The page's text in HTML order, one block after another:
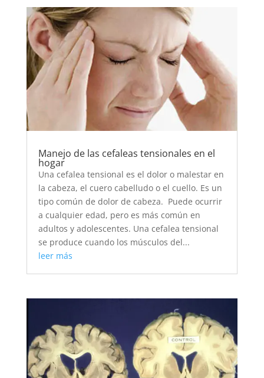
Manejo de las cefaleas tensionales en el
hogar
Una cefalea tensional es el dolor o malestar en
la cabeza, el cuero cabelludo o el cuello. Es un
tipo común de dolor de cabeza. Puede ocurrir
a cualquier edad, pero es más común en
adultos y adolescentes. Una cefalea tensional
se produce cuando los músculos del...
leer más